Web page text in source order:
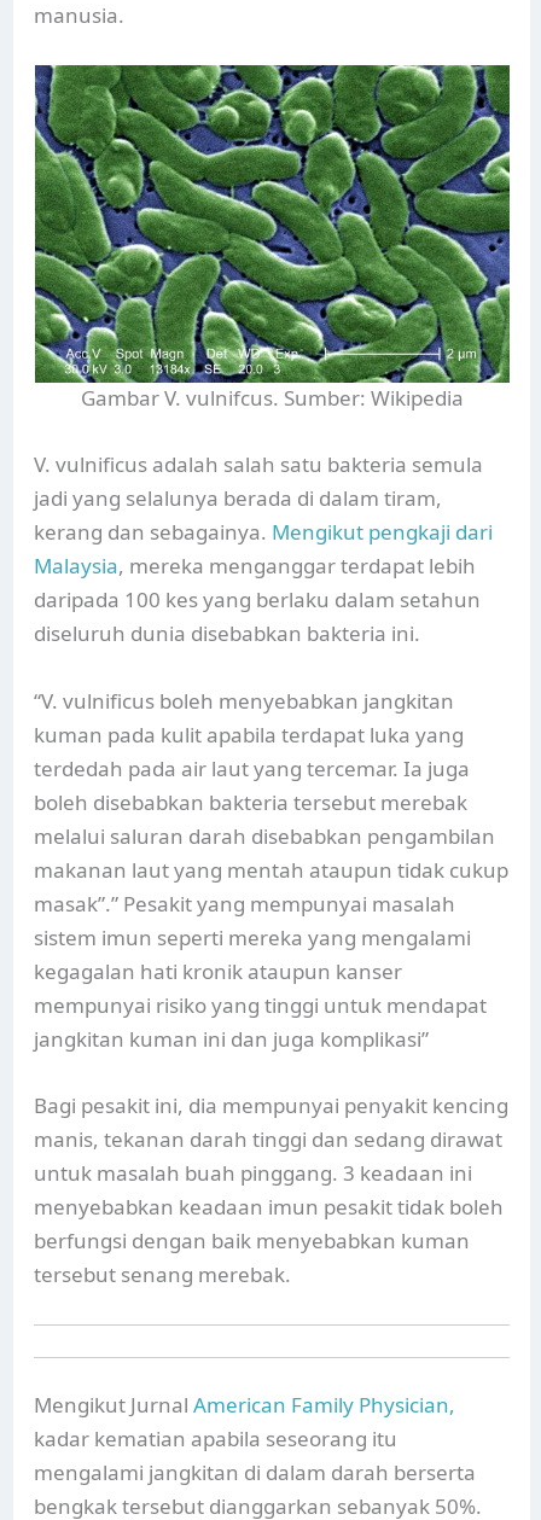
manusia.
Gambar V. vulnifcus. Sumber: Wikipedia
V. vulnificus adalah salah satu bakteria semula
jadi yang selalunya berada di dalam tiram,
kerang dan sebagainya. Mengikut pengkaji dari
Malaysia, mereka menganggar terdapat lebih
daripada 100 kes yang berlaku dalam setahun
diseluruh dunia disebabkan bakteria ini.
“V. vulnificus boleh menyebabkan jangkitan
kuman pada kulit apabila terdapat luka yang
terdedah pada air laut yang tercemar. Ia juga
boleh disebabkan bakteria tersebut merebak
melalui saluran darah disebabkan pengambilan
makanan laut yang mentah ataupun tidak cukup
masak”.” Pesakit yang mempunyai masalah
sistem imun seperti mereka yang mengalami
kegagalan hati kronik ataupun kanser
mempunyai risiko yang tinggi untuk mendapat
jangkitan kuman ini dan juga komplikasi”
Bagi pesakit ini, dia mempunyai penyakit kencing
manis, tekanan darah tinggi dan sedang dirawat
untuk masalah buah pinggang. 3 keadaan ini
menyebabkan keadaan imun pesakit tidak boleh
berfungsi dengan baik menyebabkan kuman
tersebut senang merebak.
Mengikut JurnalAmerican Family Physician,
kadar kematian apabila seseorang itu
mengalami jangkitan di dalam darah berserta
bengkak tersebut dianggarkan sebanyak 50%.